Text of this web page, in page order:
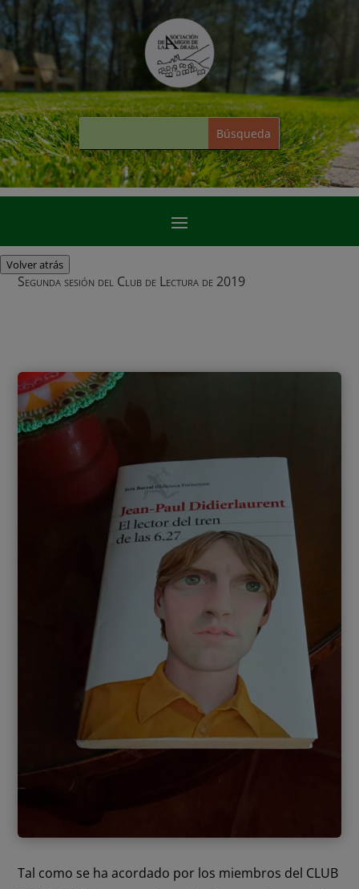
Volver atrás
Segunda sesión del Club de Lectura de 2019
Tal como se ha acordado por los miembros del CLUB